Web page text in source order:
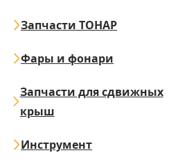
Запчасти ТОНАР
Фары и фонари
Запчасти для сдвижных
крыш
Инструмент